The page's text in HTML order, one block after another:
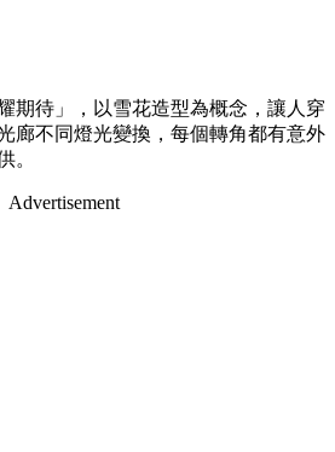
期待」，以雪花造型為概念，讓人穿
廊不同燈光變換，每個轉角都有意外
。
Advertisement